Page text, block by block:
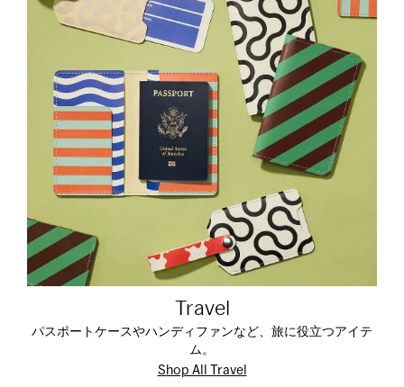
Travel
パスポートケースやハンディファンなど、旅に役立つアイテ
ム。
Shop All Travel